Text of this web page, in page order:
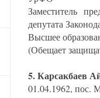
Заместитель
депутата
Высшее
(Обещает
5. Карсакбаев
01.04.1962, пос.